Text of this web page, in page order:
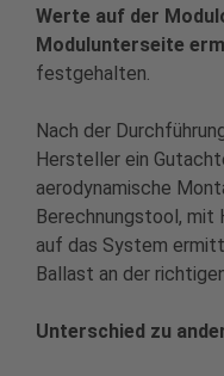
Werte auf der
Modulunterseite
festgehalten.
Nach der
Hersteller ein
aerodynamische
Berechnungstool, mit
auf das System
Ballast an der
Unterschied zu